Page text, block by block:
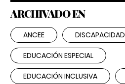
ARCHIVADO EN
ANCEE DISCAPACIDAD
EDUCACIÓN ESPECIAL
EDUCACIÓN INCLUSIVA